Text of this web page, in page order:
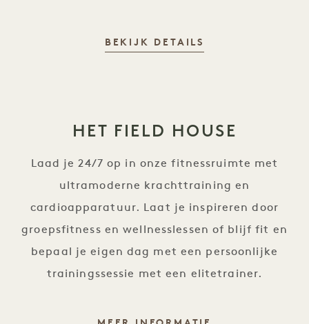
BEKIJK DETAILS
HET FIELD HOUSE
Laad je 24/7 op in onze fitnessruimte met
ultramoderne krachttraining en
cardioapparatuur. Laat je inspireren door
groepsfitness en wellnesslessen of blijf fit en
bepaal je eigen dag met een persoonlijke
trainingssessie met een elitetrainer.